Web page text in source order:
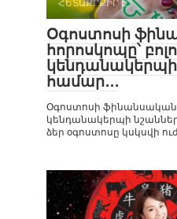
ՀԵՏԱՔՐՔԻՐ Է
Օգոստոսի
հորոսկոպը՝
կենդանակերպի
համար․․․
Օգոստոսի ֆինանսական
կենդանակերպի
ձեր օգոստոսը կսկսվի